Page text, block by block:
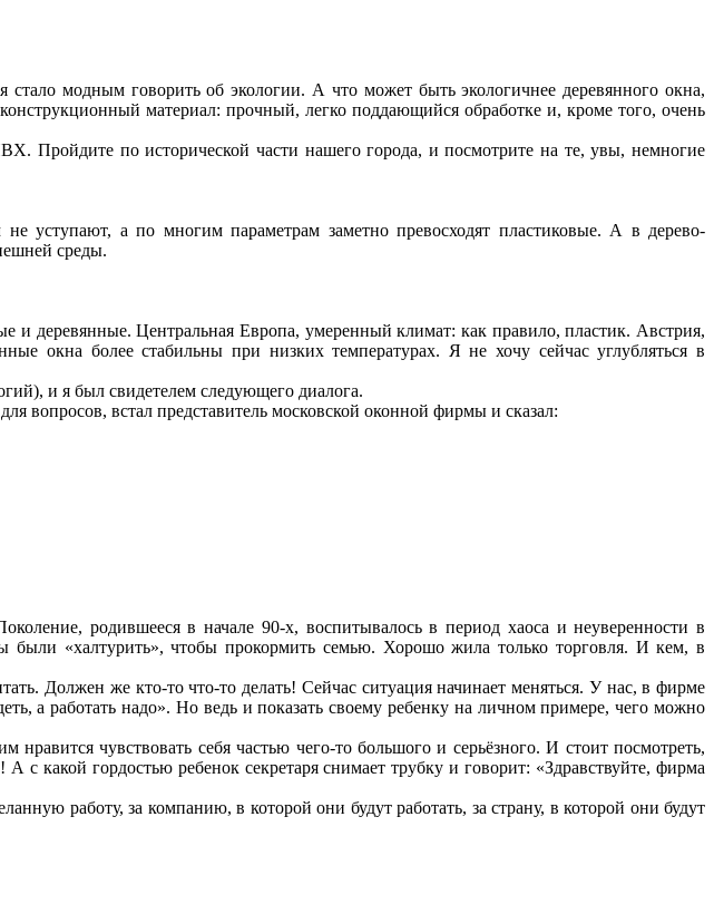
модным говорить об экологии. А что может быть экологичнее деревянного окна,
материал: прочный, легко поддающийся обработке и, кроме того, очень
Пройдите по исторической части нашего города, и посмотрите на те, увы, немногие
уступают, а по многим параметрам заметно превосходят пластиковые. А в дерево-
среды.
деревянные. Центральная Европа, умеренный климат: как правило, пластик. Австрия,
окна более стабильны при низких температурах. Я не хочу сейчас углубляться в
и я был свидетелем следующего диалога.
вопросов, встал представитель московской оконной фирмы и сказал:
родившееся в начале 90-х, воспитывалось в период хаоса и неуверенности в
были «халтурить», чтобы прокормить семью. Хорошо жила только торговля. И кем, в
Должен же кто-то что-то делать! Сейчас ситуация начинает меняться. У нас, в фирме
а работать надо». Но ведь и показать своему ребенку на личном примере, чего можно
чувствовать себя частью чего-то большого и серьёзного. И стоит посмотреть,
какой гордостью ребенок секретаря снимает трубку и говорит: «Здравствуйте, фирма
работу, за компанию, в которой они будут работать, за страну, в которой они будут